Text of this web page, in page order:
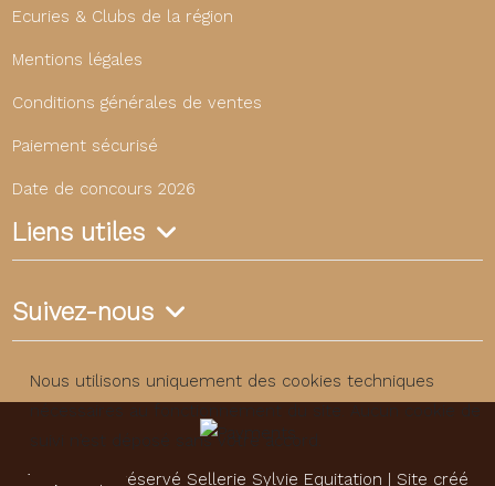
Ecuries & Clubs de la région
Mentions légales
Conditions générales de ventes
Paiement sécurisé
Date de concours 2026
Liens utiles
Suivez-nous
Tous droits réservé Sellerie Sylvie Equitation | Site créé
Nous utilisons uniquement des cookies techniques
nécessaires au fonctionnement du site. Aucun cookie de
suivi n’est déposé sans votre accord.